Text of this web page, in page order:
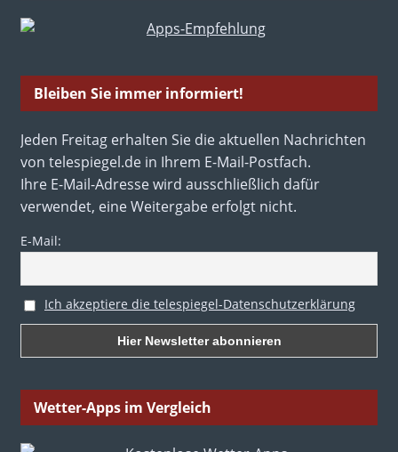
Bleiben Sie immer informiert!
Jeden Freitag erhalten Sie die aktuellen Nachrichten
von telespiegel.de in Ihrem E-Mail-Postfach.
Ihre E-Mail-Adresse wird ausschließlich dafür
verwendet, eine Weitergabe erfolgt nicht.
E-Mail:
Ich akzeptiere die telespiegel-Datenschutzerklärung
Wetter-Apps im Vergleich